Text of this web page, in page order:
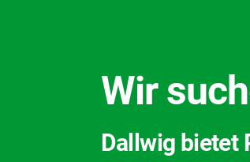
Wir
Dallwig bietet